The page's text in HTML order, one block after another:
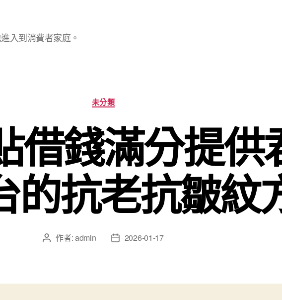
入到消費者家庭。
分
類
未分類
借錢滿分提供
的抗老抗皺紋
文 作者:admin
文
日
2026-01-17